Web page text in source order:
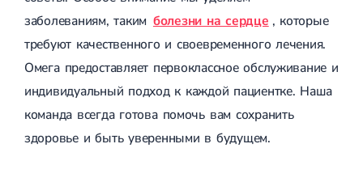
заболеваниям, таким болезни на сердце , которые
требуют качественного и своевременного лечения.
Омега предоставляет первоклассное обслуживание и
индивидуальный подход к каждой пациентке. Наша
команда всегда готова помочь вам сохранить
здоровье и быть уверенными в будущем.